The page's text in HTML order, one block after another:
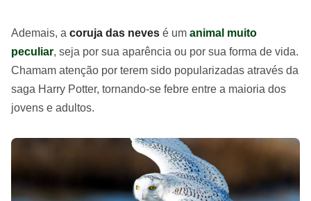
Ademais, a coruja das neves é um animal muito
peculiar, seja por sua aparência ou por sua forma de vida.
Chamam atenção por terem sido popularizadas através da
saga Harry Potter, tornando-se febre entre a maioria dos
jovens e adultos.